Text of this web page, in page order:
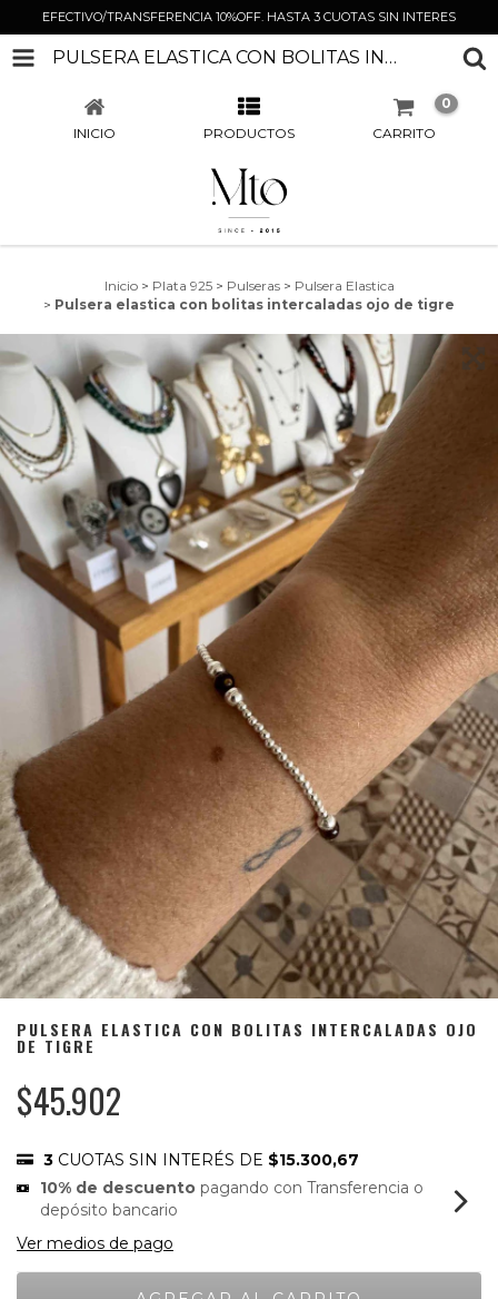
EFECTIVO/TRANSFERENCIA 10%OFF. HASTA 3 CUOTAS SIN INTERES
PULSERA ELASTICA CON BOLITAS INTERCALADAS OJO DE TIGRE
INICIO PRODUCTOS CARRITO
0
Inicio > Plata 925 > Pulseras > Pulsera Elastica
> Pulsera elastica con bolitas intercaladas ojo de tigre
PULSERA ELASTICA CON BOLITAS INTERCALADAS OJO
DE TIGRE
$45.902
3 CUOTAS SIN INTERÉS DE $15.300,67
10% de descuento pagando con Transferencia o
depósito bancario
Ver medios de pago